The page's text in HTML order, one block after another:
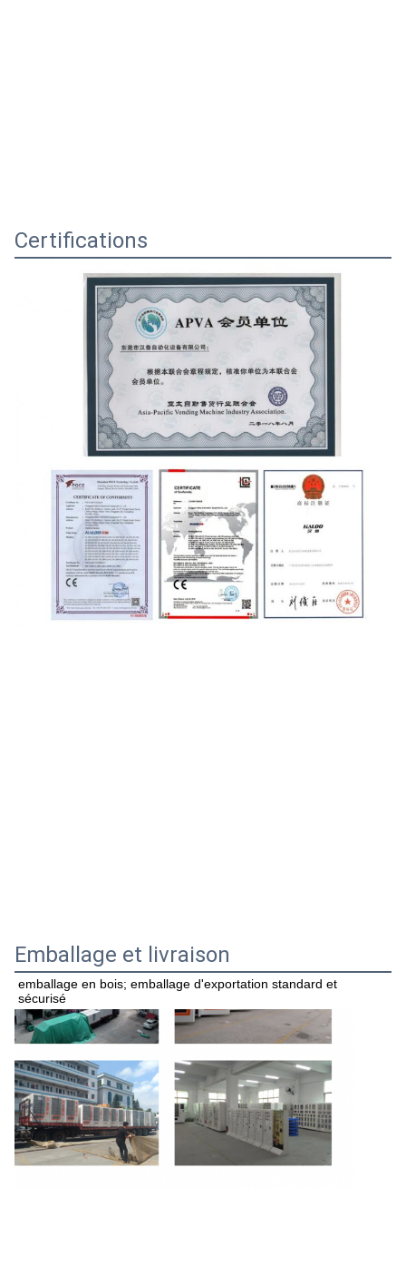
Certifications
Emballage et livraison
emballage en bois; emballage d'exportation standard et
sécurisé